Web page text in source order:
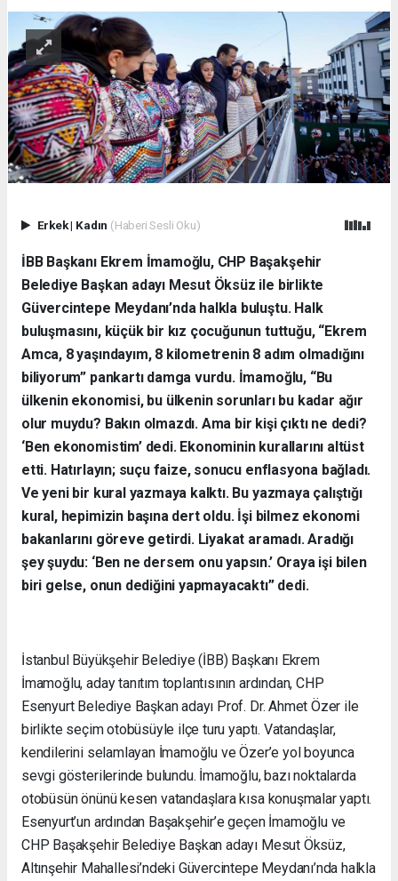
Erkek| Kadın (Haberi Sesli Oku)
İBB Başkanı Ekrem İmamoğlu, CHP Başakşehir
Belediye Başkan adayı Mesut Öksüz ile birlikte
Güvercintepe Meydanı’nda halkla buluştu. Halk
buluşmasını, küçük bir kız çocuğunun tuttuğu, “Ekrem
Amca, 8 yaşındayım, 8 kilometrenin 8 adım olmadığını
biliyorum” pankartı damga vurdu. İmamoğlu, “Bu
ülkenin ekonomisi, bu ülkenin sorunları bu kadar ağır
olur muydu? Bakın olmazdı. Ama bir kişi çıktı ne dedi?
‘Ben ekonomistim’ dedi. Ekonominin kurallarını altüst
etti. Hatırlayın; suçu faize, sonucu enflasyona bağladı.
Ve yeni bir kural yazmaya kalktı. Bu yazmaya çalıştığı
kural, hepimizin başına dert oldu. İşi bilmez ekonomi
bakanlarını göreve getirdi. Liyakat aramadı. Aradığı
şey şuydu: ‘Ben ne dersem onu yapsın.’ Oraya işi bilen
biri gelse, onun dediğini yapmayacaktı” dedi.
İstanbul Büyükşehir Belediye (İBB) Başkanı Ekrem
İmamoğlu, aday tanıtım toplantısının ardından, CHP
Esenyurt Belediye Başkan adayı Prof. Dr. Ahmet Özer ile
birlikte seçim otobüsüyle ilçe turu yaptı. Vatandaşlar,
kendilerini selamlayan İmamoğlu ve Özer’e yol boyunca
sevgi gösterilerinde bulundu. İmamoğlu, bazı noktalarda
otobüsün önünü kesen vatandaşlara kısa konuşmalar yaptı.
Esenyurt’un ardından Başakşehir’e geçen İmamoğlu ve
CHP Başakşehir Belediye Başkan adayı Mesut Öksüz,
Altınşehir Mahallesi’ndeki Güvercintepe Meydanı’nda halkla